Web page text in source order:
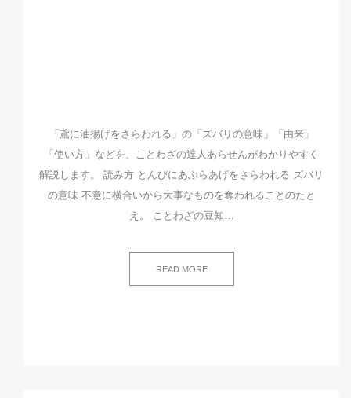
「鳶に油揚げをさらわれる」の「ズバリの意味」「由来」
「使い方」などを、ことわざの達人あらせんがわかりやすく
解説します。 読み方 とんびにあぶらあげをさらわれる ズバリ
の意味 不意に横合いから大事なものを奪われることのたと
え。 ことわざの豆知…
READ MORE